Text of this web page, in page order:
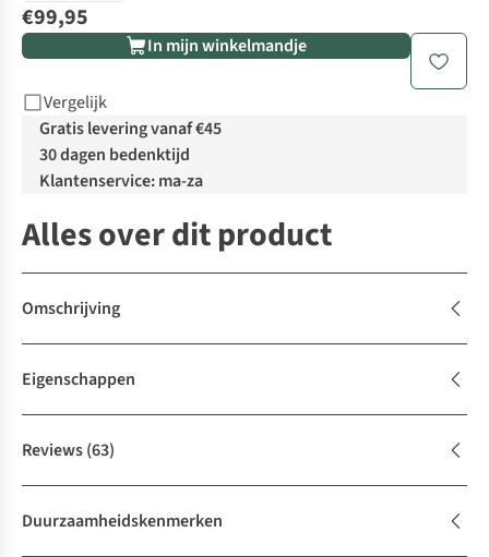
€99,95
In mijn winkelmandje
Vergelijk
Gratis levering vanaf €45
30 dagen bedenktijd
Klantenservice: ma-za
Alles over dit product
Omschrijving
Eigenschappen
Reviews(63)
Duurzaamheidskenmerken